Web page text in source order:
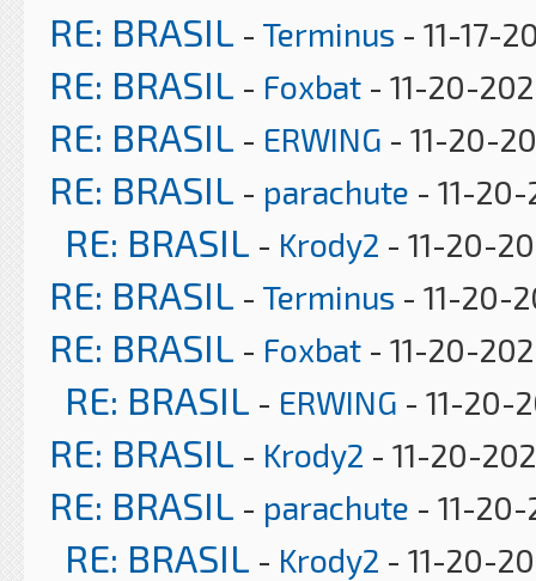
RE: BRASIL - Terminus - 11-17-
RE: BRASIL - Foxbat - 11-20-
RE: BRASIL - ERWING - 11-20-
RE: BRASIL - parachute - 11-
RE: BRASIL - Krody2 - 11-20-
RE: BRASIL - Terminus - 11-20-
RE: BRASIL - Foxbat - 11-20-
RE: BRASIL - ERWING - 11-20-
RE: BRASIL - Krody2 - 11-20-
RE: BRASIL - parachute - 11-
RE: BRASIL - Krody2 - 11-20-